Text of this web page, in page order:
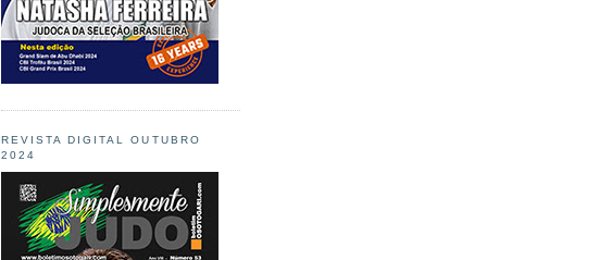
REVISTA DIGITAL OUTUBRO
2024